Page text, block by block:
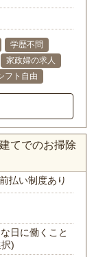
学歴不問
家政婦の求人
フト自由
てでのお掃除
払い制度あり
日に働くこと
)